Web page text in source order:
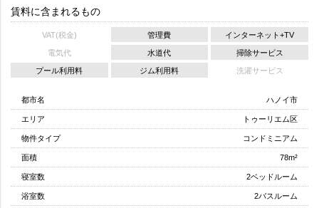
賃料に含まれるもの
VAT(税金) 管理費 インターネット+TV
電気代 水道代 掃除サービス
プール利用料 ジム利用料 洗濯サービス
都市名 ハノイ市
エリア トゥーリエム区
物件タイプ コンドミニアム
面積 78m²
寝室数 2ベッドルーム
浴室数 2バスルーム